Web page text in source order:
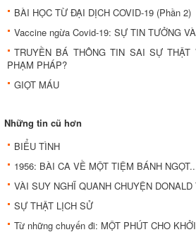
BÀI HỌC TỪ ĐẠI DỊCH COVID-19 (Phần 2)
Vaccine ngừa Covid-19: SỰ TIN TƯỞNG
TRUYỀN BÁ THÔNG TIN SAI SỰ
PHẠM PHÁP?
GIỌT MÁU
Những tin cũ hơn
BIỂU TÌNH
1956: BÀI CA VỀ MỘT TIỆM BÁNH
VÀI SUY NGHĨ QUANH CHUYỆN DONALD
SỰ THẬT LỊCH SỬ
Từ những chuyến đi: MỘT PHÚT CHO